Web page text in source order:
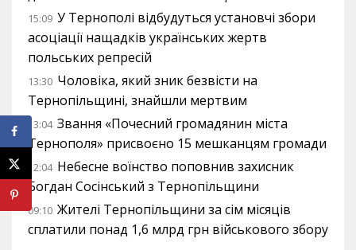
15:09 У Тернополі відбудуться установчі збори
асоціації нащадків українських жертв
польських репресій
13:30 Чоловіка, який зник безвісти на
Тернопільщині, знайшли мертвим
13:04 Звання «Почесний громадянин міста
Тернополя» присвоєно 15 мешканцям громади
12:04 Небесне воїнство поповнив захисник
Богдан Сосінський з Тернопільщини
09:10 Жителі Тернопільщини за сім місяців
сплатили понад 1,6 млрд грн військового збору